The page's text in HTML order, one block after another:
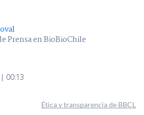
Prensa en BioBioChile
00:13
Ética y transparencia de BBCL